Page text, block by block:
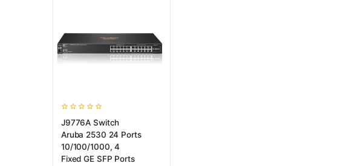
J9776A Switch
Aruba 2530 24 Ports
10/100/1000, 4
Fixed GE SFP Ports